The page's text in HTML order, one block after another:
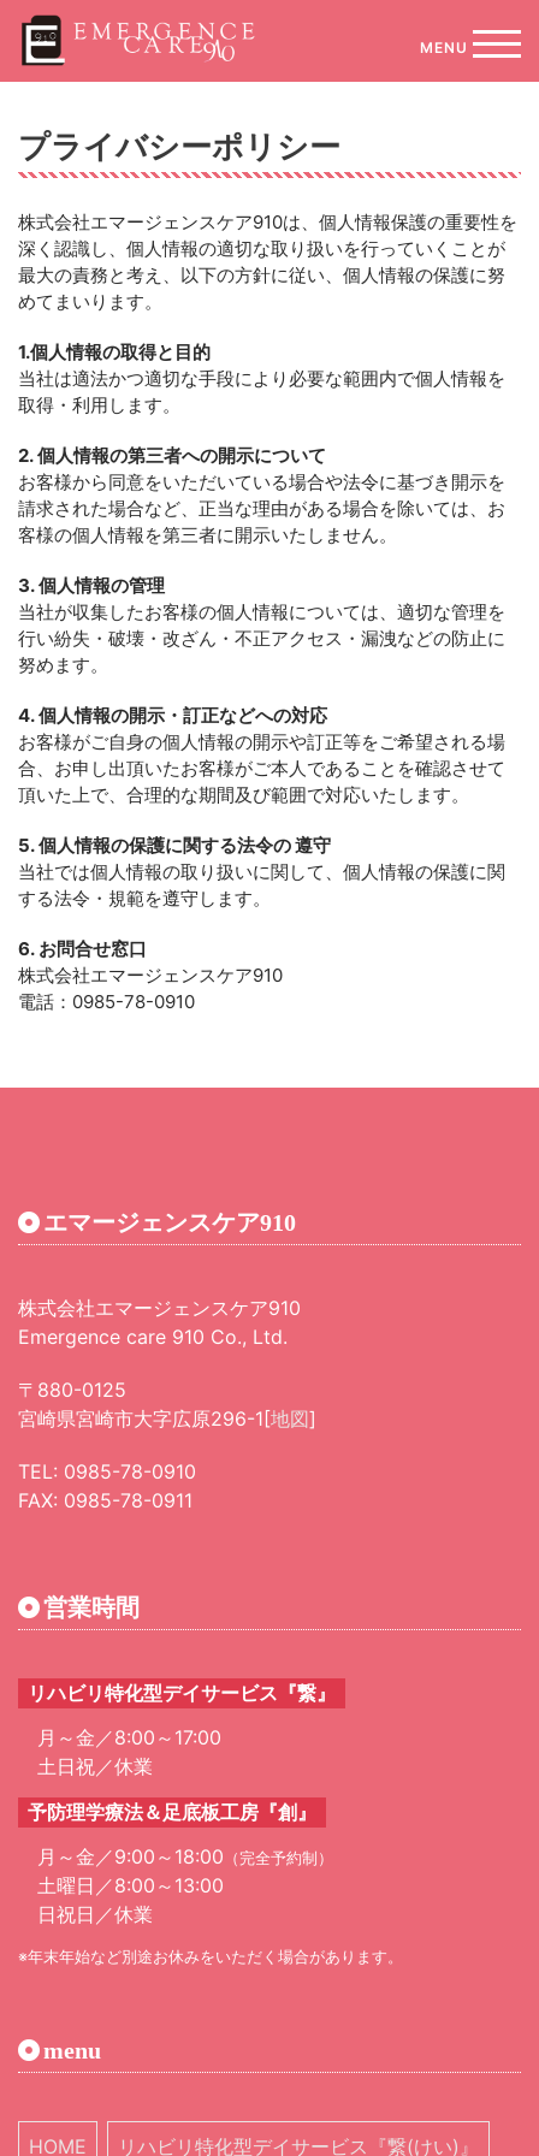
モバ
プライバシーポリシー
株式会社エマージェンスケア910は、個人情報保護の重要性を
深く認識し、個人情報の適切な取り扱いを行っていくことが
最大の責務と考え、以下の方針に従い、個人情報の保護に努
めてまいります。
1.個人情報の取得と目的
当社は適法かつ適切な手段により必要な範囲内で個人情報を
取得・利用します。
2. 個人情報の第三者への開示について
お客様から同意をいただいている場合や法令に基づき開示を
請求された場合など、正当な理由がある場合を除いては、お
客様の個人情報を第三者に開示いたしません。
3. 個人情報の管理
当社が収集したお客様の個人情報については、適切な管理を
行い紛失・破壊・改ざん・不正アクセス・漏洩などの防止に
努めます。
4. 個人情報の開示・訂正などへの対応
お客様がご自身の個人情報の開示や訂正等をご希望される場
合、お申し出頂いたお客様がご本人であることを確認させて
頂いた上で、合理的な期間及び範囲で対応いたします。
5. 個人情報の保護に関する法令の 遵守
当社では個人情報の取り扱いに関して、個人情報の保護に関
する法令・規範を遵守します。
6. お問合せ窓口
株式会社エマージェンスケア910
電話：0985-78-0910
エマージェンスケア910
株式会社エマージェンスケア910
Emergence care 910 Co., Ltd.
〒880-0125
宮崎県宮崎市大字広原296-1[地図]
TEL: 0985-78-0910
FAX: 0985-78-0911
営業時間
リハビリ特化型デイサービス『繋』
月～金／8:00～17:00
土日祝／休業
予防理学療法＆足底板工房『創』
月～金／9:00～18:00 （完全予約制）
土曜日／8:00～13:00
日祝日／休業
年末年始など別途お休みをいただく場合があります。
menu
HOME リハビリ特化型デイサービス『繋(けい)』